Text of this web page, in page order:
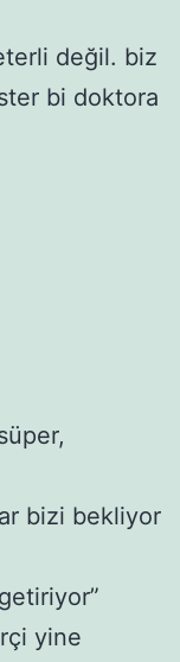
değil. biz
bi doktora
bizi bekliyor
yine